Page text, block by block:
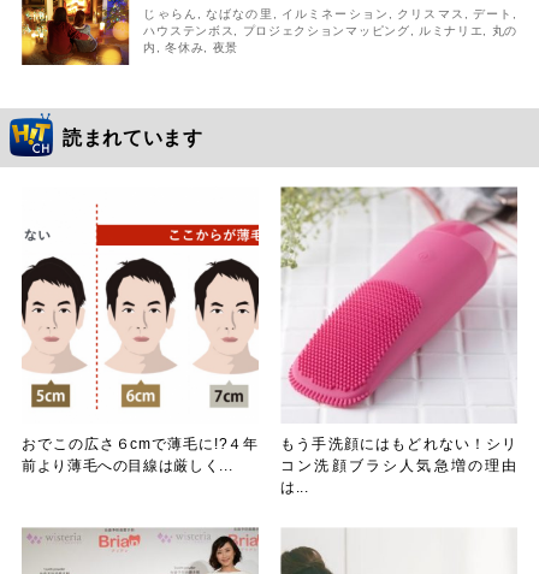
じゃらん ,なばなの里 , イルミネーション , クリスマス , デート ,
ハウステンボス, プロジェクションマッピング, ルミナリエ,
丸の
内 ,冬休み, 夜景
読まれています
おでこの広さ６cmで薄毛に!?４年
前より薄毛への目線は厳しく...
もう手洗顔にはもどれない！シリ
コン洗顔ブラシ人気急増の理由
は...